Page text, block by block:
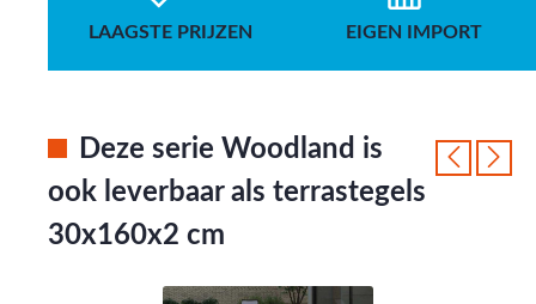
LAAGSTE PRIJZEN EIGEN IMPORT
Deze serie Woodland is
ook leverbaar als terrastegels
30x160x2 cm